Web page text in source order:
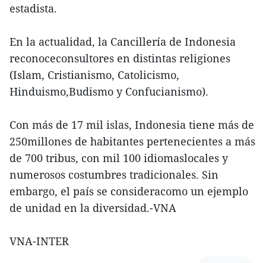
estadista.
En la actualidad, la Cancillería de Indonesia
reconoceconsultores en distintas religiones
(Islam, Cristianismo, Catolicismo,
Hinduismo,Budismo y Confucianismo).
Con más de 17 mil islas, Indonesia tiene más de
250millones de habitantes pertenecientes a más
de 700 tribus, con mil 100 idiomaslocales y
numerosos costumbres tradicionales. Sin
embargo, el país se consideracomo un ejemplo
de unidad en la diversidad.-VNA
VNA-INTER